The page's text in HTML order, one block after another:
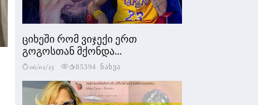
ციხეში რომ ვიჯექი ერთ
გოგოსთან მქონდა...
06/02/23 85394 ნახვა